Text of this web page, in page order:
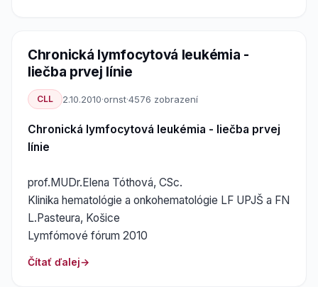
Chronická lymfocytová leukémia -
liečba prvej línie
CLL 2.10.2010·ornst·4576 zobrazení
Chronická lymfocytová leukémia - liečba prvej
línie
prof.MUDr.Elena Tóthová, CSc.
Klinika hematológie a onkohematológie LF UPJŠ a FN
L.Pasteura, Košice
Lymfómové fórum 2010
Čítať ďalej